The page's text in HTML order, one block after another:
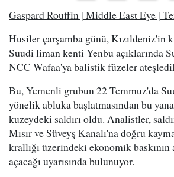
Gaspard Rouffin | Middle East Eye |
Husiler çarşamba günü, Kızıldeniz'in
Suudi liman kenti Yenbu açıklarında
NCC Wafaa'ya balistik füzeler
Bu, Yemenli grubun 22 Temmuz'da
yönelik abluka başlatmasından bu
kuzeydeki saldırı oldu. Analistler,
Mısır ve Süveyş Kanalı'na doğru
krallığı üzerindeki ekonomik baskının
açacağı uyarısında bulunuyor.